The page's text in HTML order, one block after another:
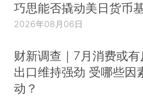
巧思能否撬动美日货币
2026年08月06日
财新调查｜7月消费或有
出口维持强劲 受哪些因
动？